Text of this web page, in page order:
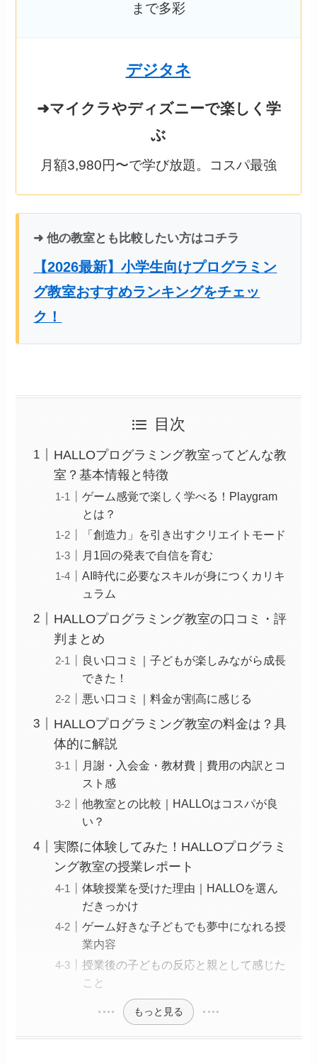
まで多彩
デジタネ
➜マイクラやディズニーで楽しく学
ぶ
月額3,980円〜で学び放題。コスパ最強
➜ 他の教室とも比較したい方はコチラ
【2026最新】小学生向けプログラミン
グ教室おすすめランキングをチェッ
ク！
目次
HALLOプログラミング教室ってどんな教
室？基本情報と特徴
ゲーム感覚で楽しく学べる！Playgram
とは？
「創造力」を引き出すクリエイトモード
月1回の発表で自信を育む
AI時代に必要なスキルが身につくカリキ
ュラム
HALLOプログラミング教室の口コミ・評
判まとめ
良い口コミ｜子どもが楽しみながら成長
できた！
悪い口コミ｜料金が割高に感じる
HALLOプログラミング教室の料金は？具
体的に解説
月謝・入会金・教材費｜費用の内訳とコ
スト感
他教室との比較｜HALLOはコスパが良
い？
実際に体験してみた！HALLOプログラミ
ング教室の授業レポート
体験授業を受けた理由｜HALLOを選ん
だきっかけ
ゲーム好きな子どもでも夢中になれる授
業内容
授業後の子どもの反応と親として感じた
こと
もっと見る